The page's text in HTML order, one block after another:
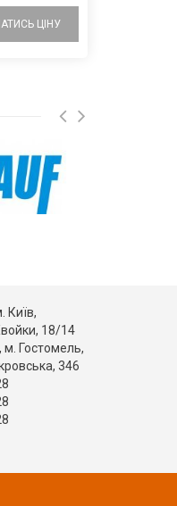
ЦІНУ
Київ,
18/14
м. Гостомель,
346